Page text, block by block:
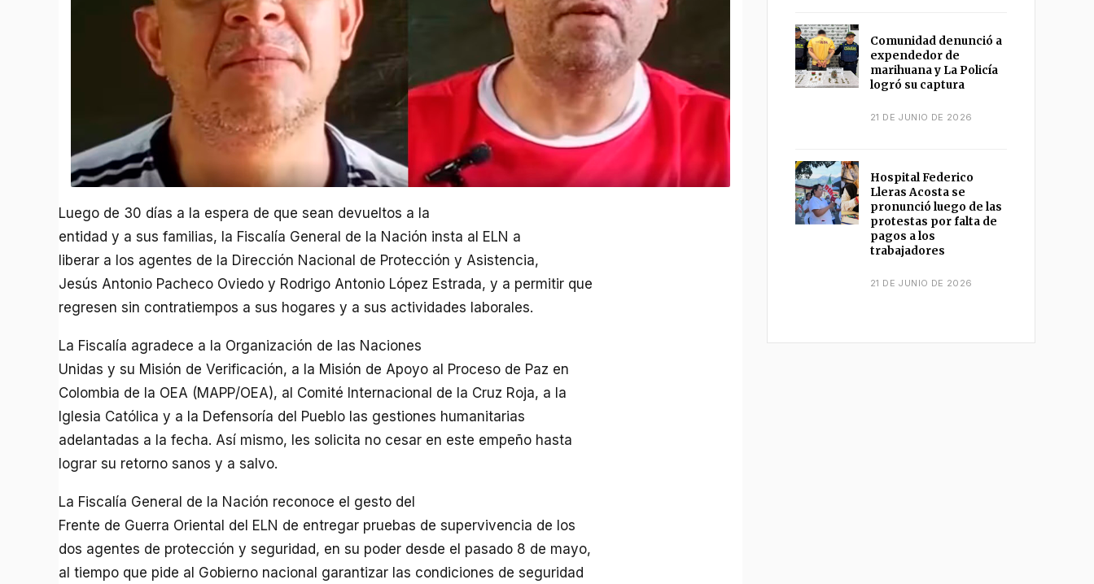
Luego de 30 días a la espera de que sean devueltos a la
entidad y a sus familias, la Fiscalía General de la Nación insta al ELN a
liberar a los agentes de la Dirección Nacional de Protección y Asistencia,
Jesús Antonio Pacheco Oviedo y Rodrigo Antonio López Estrada, y a permitir que
regresen sin contratiempos a sus hogares y a sus actividades laborales.
La Fiscalía agradece a la Organización de las Naciones
Unidas y su Misión de Verificación, a la Misión de Apoyo al Proceso de Paz en
Colombia de la OEA (MAPP/OEA), al Comité Internacional de la Cruz Roja, a la
Iglesia Católica y a la Defensoría del Pueblo las gestiones humanitarias
adelantadas a la fecha. Así mismo, les solicita no cesar en este empeño hasta
lograr su retorno sanos y a salvo.
La Fiscalía General de la Nación reconoce el gesto del
Frente de Guerra Oriental del ELN de entregar pruebas de supervivencia de los
dos agentes de protección y seguridad, en su poder desde el pasado 8 de mayo,
al tiempo que pide al Gobierno nacional garantizar las condiciones de seguridad
Comunidad denunció a
expendedor de
marihuana y La Policía
logró su captura
21 DE JUNIO DE 2026
Hospital Federico
Lleras Acosta se
pronunció luego de las
protestas por falta de
pagos a los
trabajadores
21 DE JUNIO DE 2026